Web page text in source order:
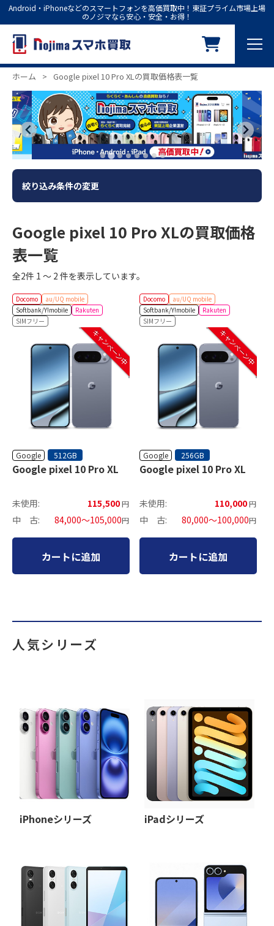
Android・iPhoneなどのスマートフォンを高価買取中！東証プライム市場上場
のノジマなら安心・安全・お得！
ホーム > Google pixel 10 Pro XLの買取価格表一覧
絞り込み条件の変更
Google pixel 10 Pro XLの買取価格
表一覧
全2件 1 ～ 2 件を表示しています。
Docomo
au/UQ mobile
Softbank/Y!mobile
Rakuten
SIMフリー
キャンペーン中
Google 512GB
Google pixel 10 Pro XL
未使用: 115,500円
中 古: 84,000～105,000円
カートに追加
Docomo
au/UQ mobile
Softbank/Y!mobile
Rakuten
SIMフリー
キャンペーン中
Google 256GB
Google pixel 10 Pro XL
未使用: 110,000円
中 古: 80,000～100,000円
カートに追加
人気シリーズ
iPhoneシリーズ iPadシリーズ